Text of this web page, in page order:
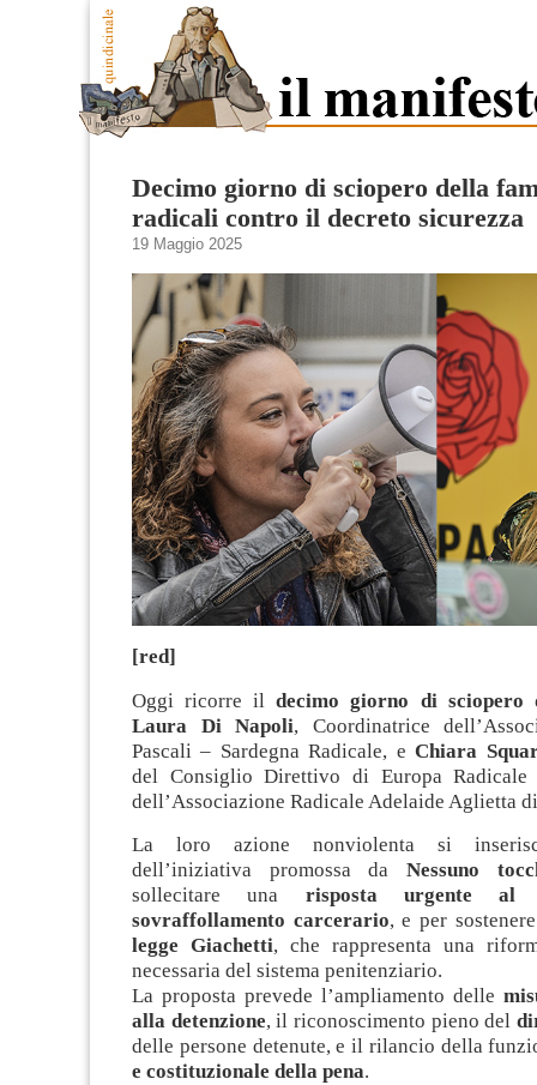
Decimo giorno di sciopero della
radicali contro il decreto sicurezza
19 Maggio 2025
[red]
Oggi ricorre ildecimo giorno di sciopero
Laura Di Napoli, Coordinatrice
Pascali – Sardegna Radicale, eChiara
del Consiglio Direttivo di Europa
dell’Associazione Radicale Adelaide Aglietta
La loro azione nonviolenta si
dell’iniziativa promossa da Nessuno
sollecitare una risposta urgente al
sovraffollamento carcerario, e per
legge Giachetti, che rappresenta una
necessaria del sistema penitenziario.
La proposta prevede l’ampliamento delle
alla detenzione, il riconoscimento pieno del
delle persone detenute, e il rilancio della
e costituzionale della pena.